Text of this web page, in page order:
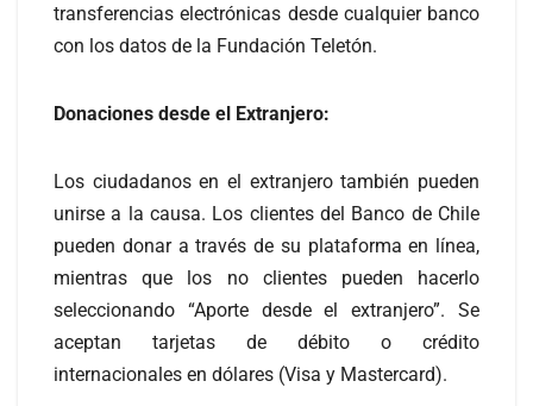
transferencias electrónicas desde cualquier banco
con los datos de la Fundación Teletón.
Donaciones desde el Extranjero:
Los ciudadanos en el extranjero también pueden
unirse a la causa. Los clientes del Banco de Chile
pueden donar a través de su plataforma en línea,
mientras que los no clientes pueden hacerlo
seleccionando “Aporte desde el extranjero”. Se
aceptan tarjetas de débito o crédito
internacionales en dólares (Visa y Mastercard).